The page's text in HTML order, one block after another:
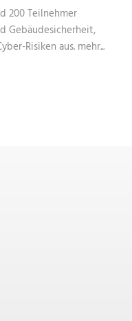
200 Teilnehmer
Gebäudesicherheit,
Risiken aus. mehr...